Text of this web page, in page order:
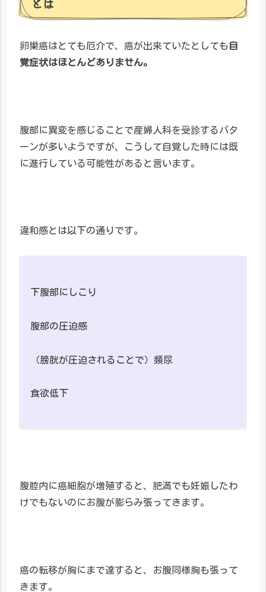
卵巣癌はとても厄介で、癌が出来ていたとしても 自
覚症状はほとんどありません。
腹部に異変を感じることで産婦人科を受診するパタ
ーンが多いようですが、こうして自覚した時には既
に進行している可能性があると言います。
違和感とは以下の通りです。
下腹部にしこり
腹部の圧迫感
（膀胱が圧迫されることで）頻尿
食欲低下
腹腔内に癌細胞が増殖すると、肥満でも妊娠したわ
けでもないのにお腹が膨らみ張ってきます。
癌の転移が胸にまで達すると、お腹同様胸も張って
きます。